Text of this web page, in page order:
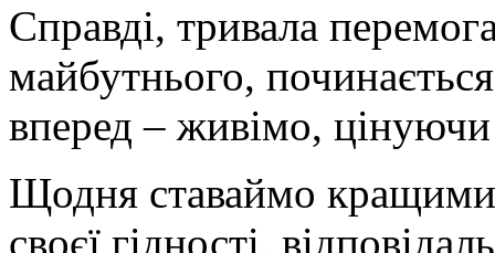
Справді, тривала
майбутнього,
вперед – живімо, цінуючи
Щодня ставаймо
своєї гідності,